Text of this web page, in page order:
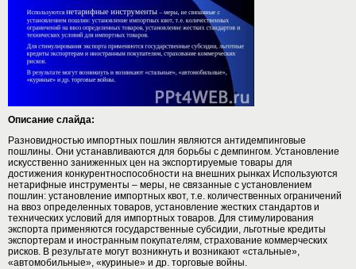
Описание слайда:
Разновидностью импортных пошлин являются антидемпинговые
пошлины. Они устанавливаются для борьбы с демпингом. Установление
искусственно заниженных цен на экспортируемые товары для
достижения конкурентноспособности на внешних рынках Используются
нетарифные инструменты – меры, не связанные с установлением
пошлин: установление импортных квот, т.е. количественных ограничений
на ввоз определенных товаров, установление жестких стандартов и
технических условий для импортных товаров. Для стимулирования
экспорта применяются государственные субсидии, льготные кредиты
экспортерам и иностранным покупателям, страхование коммерческих
рисков. В результате могут возникнуть и возникают «стальные»,
«автомобильные», «куриные» и др. торговые войны.